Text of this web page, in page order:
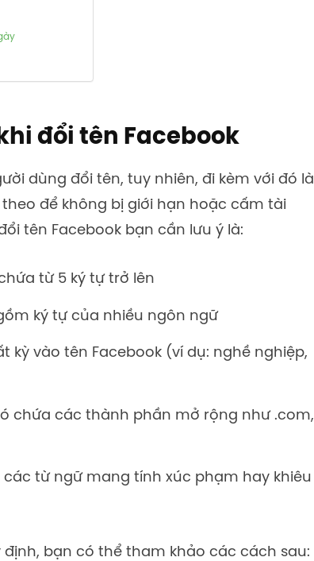
đổi tên Facebook
dùng đổi tên, tuy nhiên, đi kèm với đó là
để không bị giới hạn hoặc cấm tài
tên Facebook bạn cần lưu ý là:
từ 5 ký tự trở lên
ký tự của nhiều ngôn ngữ
kỳ vào tên Facebook (ví dụ: nghề nghiệp,
chứa các thành phần mở rộng như .com,
các từ ngữ mang tính xúc phạm hay khiêu
bạn có thể tham khảo các cách sau: